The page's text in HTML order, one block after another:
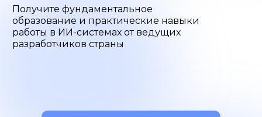
Получите фундаментальное
образование и практические навыки
работы в ИИ-системах от ведущих
разработчиков страны